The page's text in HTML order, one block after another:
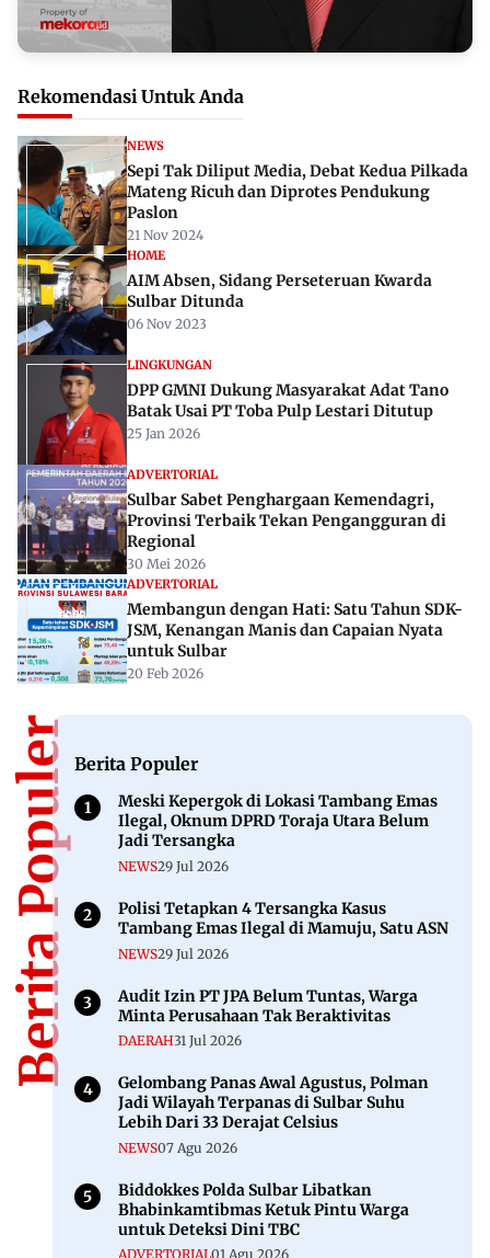
Rekomendasi Untuk Anda
NEWS
Sepi Tak Diliput Media, Debat Kedua Pilkada
Mateng Ricuh dan Diprotes Pendukung
Paslon
21 Nov 2024
HOME
AIM Absen, Sidang Perseteruan Kwarda
Sulbar Ditunda
06 Nov 2023
LINGKUNGAN
DPP GMNI Dukung Masyarakat Adat Tano
Batak Usai PT Toba Pulp Lestari Ditutup
25 Jan 2026
ADVERTORIAL
Sulbar Sabet Penghargaan Kemendagri,
Provinsi Terbaik Tekan Pengangguran di
Regional
30 Mei 2026
ADVERTORIAL
Membangun dengan Hati: Satu Tahun SDK-
JSM, Kenangan Manis dan Capaian Nyata
untuk Sulbar
20 Feb 2026
Berita PopulerBerita Populer
Meski Kepergok di Lokasi Tambang Emas
Ilegal, Oknum DPRD Toraja Utara Belum
Jadi Tersangka
NEWS29 Jul 2026
Polisi Tetapkan 4 Tersangka Kasus
Tambang Emas Ilegal di Mamuju, Satu ASN
NEWS29 Jul 2026
Audit Izin PT JPA Belum Tuntas, Warga
Minta Perusahaan Tak Beraktivitas
DAERAH31 Jul 2026
Gelombang Panas Awal Agustus, Polman
Jadi Wilayah Terpanas di Sulbar Suhu
Lebih Dari 33 Derajat Celsius
NEWS07 Agu 2026
Biddokkes Polda Sulbar Libatkan
Bhabinkamtibmas Ketuk Pintu Warga
untuk Deteksi Dini TBC
ADVERTORIAL01 Agu 2026